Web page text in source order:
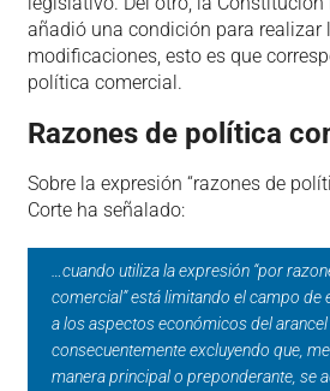
añadió una condición para realizar
modificaciones, esto es que
política comercial.
Razones de política
Sobre la expresión “razones de
Corte ha señalado:
…cuando utiliza la expresión “por
comercial” está limitando el campo de
a los aspectos económicos del arancel
consecuentemente excluyendo que,
manera principal o preponderante, se